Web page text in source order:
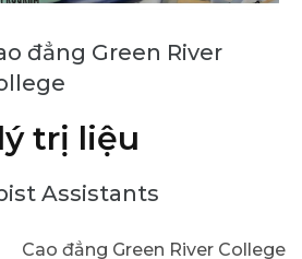
đẳng Green River
trị liệu
Assistants
Cao đẳng Green River College